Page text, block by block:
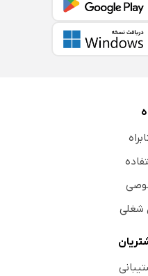
شغلی